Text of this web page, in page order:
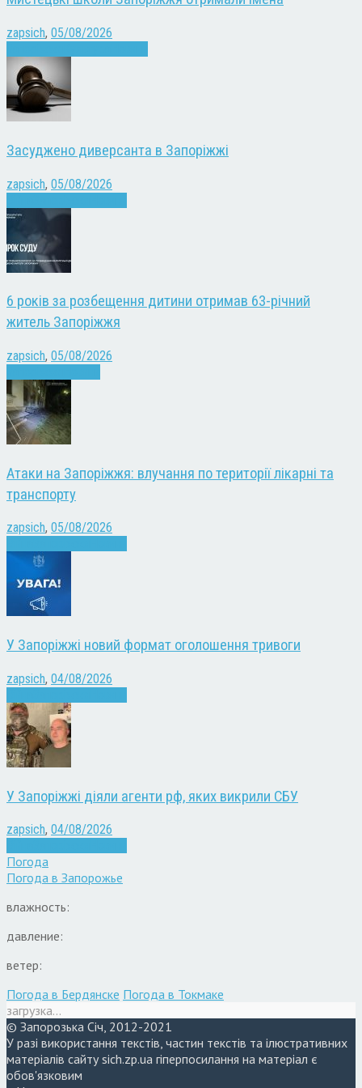
zapsich, 05/08/2026
Засуджено диверсанта в Запоріжжі
zapsich, 05/08/2026
6 років за розбещення дитини отримав 63-річний
житель Запоріжжя
zapsich, 05/08/2026
Атаки на Запоріжжя: влучання по території лікарні та
транспорту
zapsich, 05/08/2026
У Запоріжжі новий формат оголошення тривоги
zapsich, 04/08/2026
У Запоріжжі діяли агенти рф, яких викрили СБУ
zapsich, 04/08/2026
Погода
Погода в Запорожье
влажность:
давление:
ветер:
Погода в Бердянске Погода в Токмаке
загрузка...
© Запорозька Січ, 2012-2021
У разі використання текстів, частин текстів та ілюстративних
матеріалів сайту sich.zp.ua гіперпосилання на матеріал є
обов'язковим